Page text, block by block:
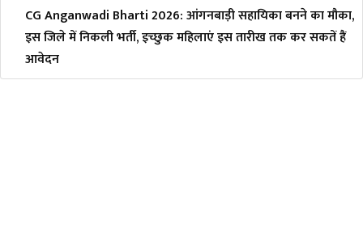
CG Anganwadi Bharti 2026: आंगनबाड़ी सहायिका बनने का मौका,
इस जिले में निकली भर्ती, इच्छुक महिलाएं इस तारीख ​तक कर सकतें हैं
आवेदन